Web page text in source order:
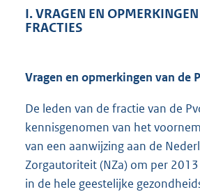
I. VRAGEN EN
FRACTIES
Vragen en opmerkingen van de
De leden van de fractie van de
kennisgenomen van het
van een aanwijzing aan de
Zorgautoriteit (NZa) om per
in de hele geestelijke